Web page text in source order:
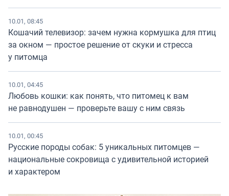
10.01, 08:45
Кошачий телевизор: зачем нужна кормушка для птиц
за окном — простое решение от скуки и стресса
у питомца
10.01, 04:45
Любовь кошки: как понять, что питомец к вам
не равнодушен — проверьте вашу с ним связь
10.01, 00:45
Русские породы собак: 5 уникальных питомцев —
национальные сокровища с удивительной историей
и характером